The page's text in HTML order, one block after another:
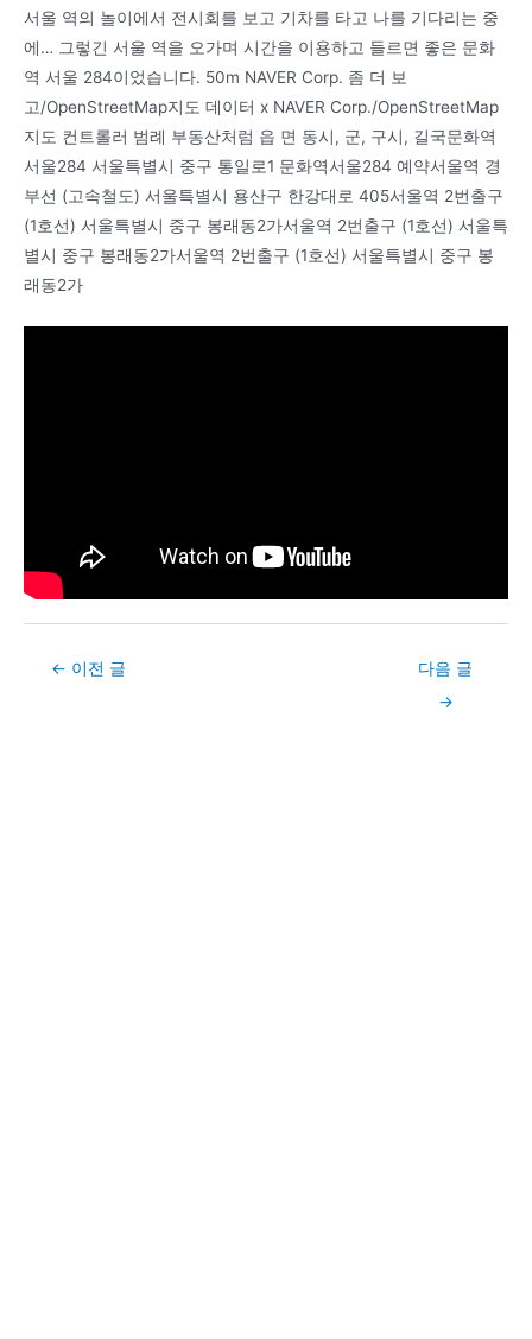
서울 역의 놀이에서 전시회를 보고 기차를 타고 나를 기다리는 중
에… 그렇긴 서울 역을 오가며 시간을 이용하고 들르면 좋은 문화
역 서울 284이었습니다. 50m NAVER Corp. 좀 더 보
고/OpenStreetMap지도 데이터 x NAVER Corp./OpenStreetMap
지도 컨트롤러 범례 부동산처럼 읍 면 동시, 군, 구시, 길국문화역
서울284 서울특별시 중구 통일로1 문화역서울284 예약서울역 경
부선 (고속철도) 서울특별시 용산구 한강대로 405서울역 2번출구
(1호선) 서울특별시 중구 봉래동2가서울역 2번출구 (1호선) 서울특
별시 중구 봉래동2가서울역 2번출구 (1호선) 서울특별시 중구 봉
래동2가
Post← 이전 글
다음 글
→